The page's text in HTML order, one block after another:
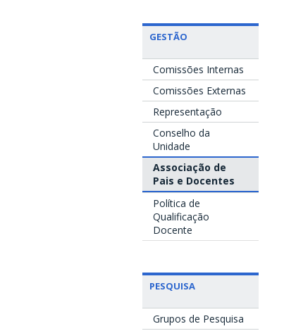
GESTÃO
Comissões Internas
Comissões Externas
Representação
Conselho da
Unidade
Associação de
Pais e Docentes
Política de
Qualificação
Docente
PESQUISA
Grupos de Pesquisa